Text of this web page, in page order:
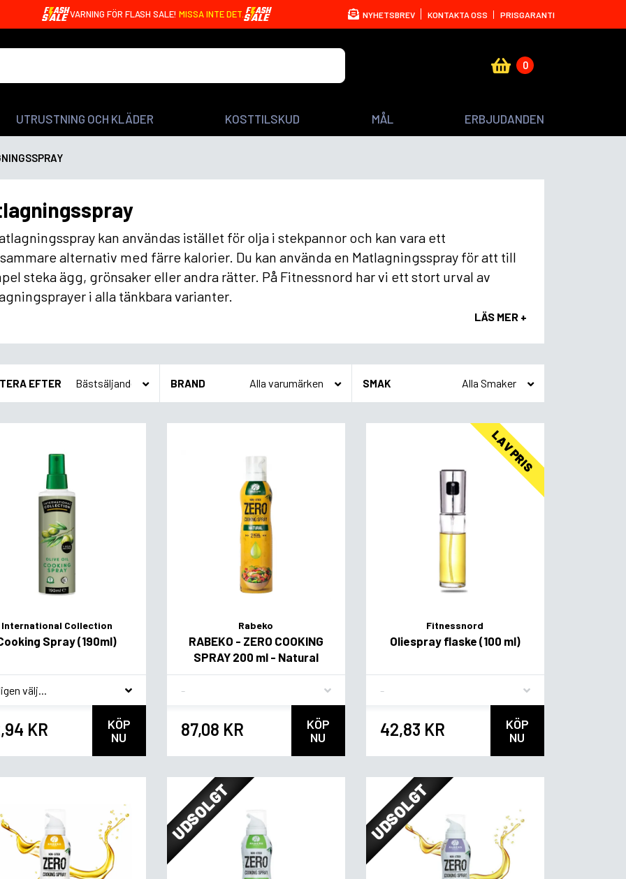
VARNING FÖR FLASH SALE! MISSA INTE DET. NYHETSBREV KONTAKTA OSS PRISGARANTI
0
UTRUSTNING OCH KLÄDER KOSTTILSKUD MÅL ERBJUDANDEN
kan användas istället för olja i stekpannor och kan vara ett
alternativ med färre kalorier. Du kan använda en Matlagningsspray för att till
steka ägg, grönsaker eller andra rätter. På Fitnessnord har vi ett stort urval av
i alla tänkbara varianter.
LÄS MER +
EFTER BRAND SMAK
International Collection
Spray (190ml)
KR
KÖP
NU
Rabeko
RABEKO - ZERO COOKING
SPRAY 200 ml - Natural
87,08 KR
KÖP
NU
LAV PRIS
Fitnessnord
Oliespray flaske (100 ml)
42,83 KR
KÖP
NU
UDSOLGT UDSOLGT